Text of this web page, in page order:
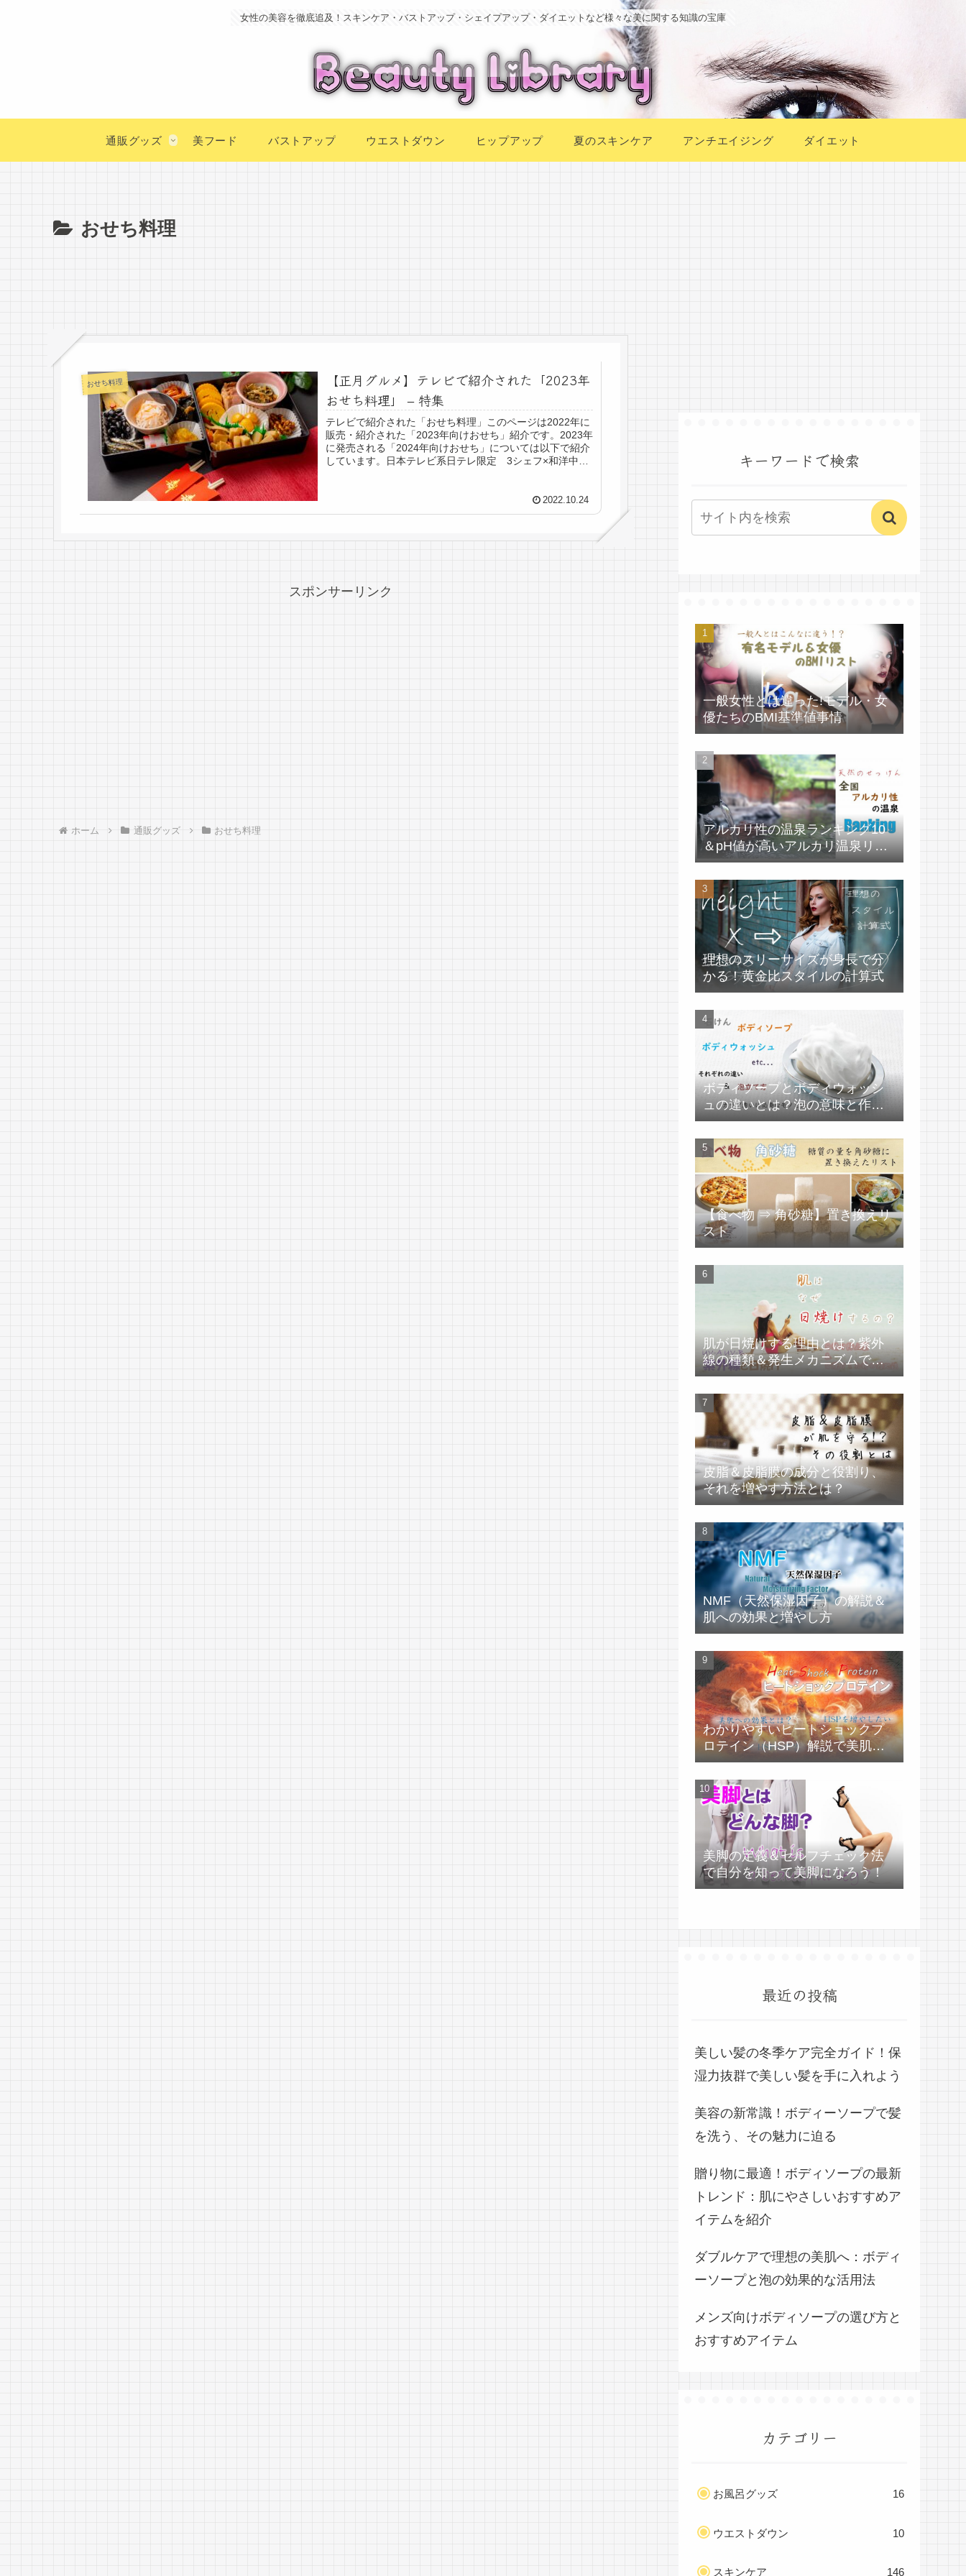
女性の美容を徹底追及！スキンケア・バストアップ・シェイプアップ・ダイエットなど様々な美に関する知識の宝庫
通販グッズ 美フード バストアップ ウエストダウン ヒップアップ 夏のスキンケア アンチエイジング ダイエット
おせち料理
おせち料理
【正月グルメ】テレビで紹介された「2023年
おせち料理」 – 特集
テレビで紹介された「おせち料理」このページは2022年に
販売・紹介された「2023年向けおせち」紹介です。2023年
に発売される「2024年向けおせち」については以下で紹介
しています。日本テレビ系日テレ限定 3シェフ×和洋中お
2022.10.24
スポンサーリンク
ホーム 通販グッズ おせち料理
キーワードで検索
一般女性とは違った!モデル・女
優たちのBMI基準値事情
アルカリ性の温泉ランキング10
＆pH値が高いアルカリ温泉リス
ト
理想のスリーサイズが身長で分
かる！黄金比スタイルの計算式
ボディソープとボディウォッシ
ュの違いとは？泡の意味と作り
方
【食べ物 ⇒ 角砂糖】置き換えリ
スト
肌が日焼けする理由とは？紫外
線の種類＆発生メカニズムで学
ぶ
皮脂＆皮脂膜の成分と役割り、
それを増やす方法とは？
NMF（天然保湿因子）の解説＆
肌への効果と増やし方
わかりやすいヒートショックプ
ロテイン（HSP）解説で美肌づ
くり！
美脚の定義＆セルフチェック法
で自分を知って美脚になろう！
最近の投稿
美しい髪の冬季ケア完全ガイド！保
湿力抜群で美しい髪を手に入れよう
美容の新常識！ボディーソープで髪
を洗う、その魅力に迫る
贈り物に最適！ボディソープの最新
トレンド：肌にやさしいおすすめア
イテムを紹介
ダブルケアで理想の美肌へ：ボディ
ーソープと泡の効果的な活用法
メンズ向けボディソープの選び方と
おすすめアイテム
カテゴリー
お風呂グッズ 16
ウエストダウン 10
スキンケア 146